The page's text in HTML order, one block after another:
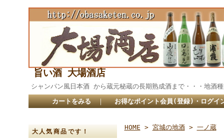
旨い酒 大場酒店
シャンパン風日本酒 から蔵元秘蔵の長期熟成酒まで・・
カートをみる ｜ お得なポイント会員(登録)・ログイ
大人気商品です！
HOME > 宮城の地酒> 一ノ蔵